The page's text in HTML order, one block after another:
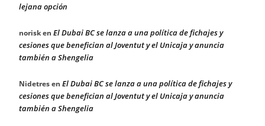
lejana opción
norisken El Dubai BC se lanza a una política de fichajes y
cesiones que benefician al Joventut y el Unicaja y anuncia
también a Shengelia
Nidetresen El Dubai BC se lanza a una política de fichajes y
cesiones que benefician al Joventut y el Unicaja y anuncia
también a Shengelia